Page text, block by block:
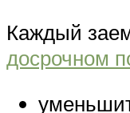
Каждый
досрочном